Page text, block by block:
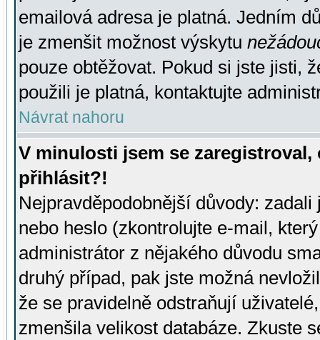
emailová adresa je platná. Jedním
je zmenšit možnost výskytu
pouze obtěžovat. Pokud si jste jisti,
použili je platná, kontaktujte
Návrat nahoru
V minulosti jsem se
přihlásit?!
Nejpravděpodobnější důvody:
nebo heslo (zkontrolujte e-mail,
administrátor z nějakého důvodu
druhý případ, pak jste možná
že se pravidelně odstraňují
zmenšila velikost databáze. Zkuste